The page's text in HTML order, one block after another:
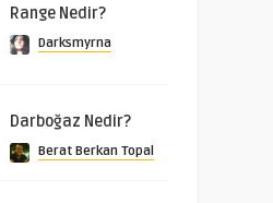
Range Nedir?
Darksmyrna
Darboğaz Nedir?
Berat Berkan Topal